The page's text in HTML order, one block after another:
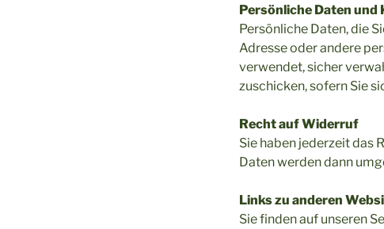
Persönliche Daten
Persönliche Daten, die
Adresse oder andere
verwendet, sicher
zuschicken, sofern Sie
Recht auf Widerruf
Sie haben jederzeit das
Daten werden dann
Links zu anderen
Sie finden auf unseren